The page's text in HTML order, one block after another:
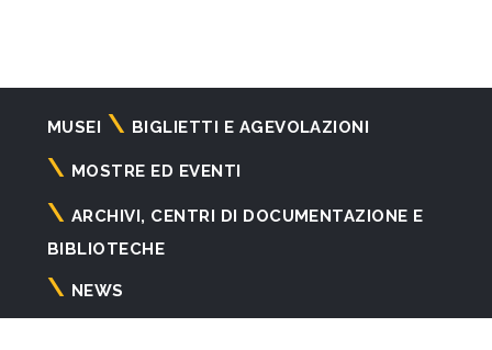
Navigazione
principale
MUSEI BIGLIETTI E AGEVOLAZIONI
MOSTRE ED EVENTI
ARCHIVI, CENTRI DI DOCUMENTAZIONE E
BIBLIOTECHE
NEWS